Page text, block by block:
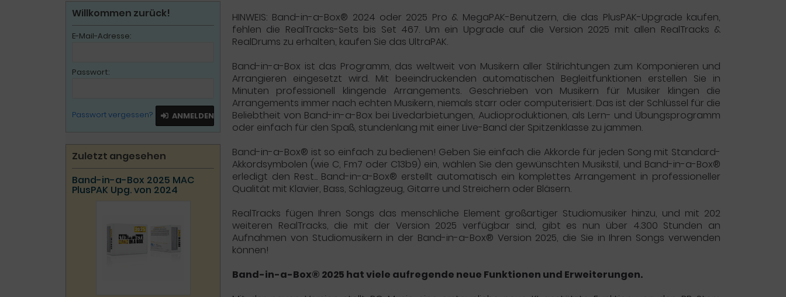
HINWEIS: Band-in-a-Box® 2024 oder 2025 Pro & MegaPAK-Benutzern, die das PlusPAK-Upgrade kaufen,
fehlen die RealTracks-Sets bis Set 467. Um ein Upgrade auf die Version 2025 mit allen RealTracks &
RealDrums zu erhalten, kaufen Sie das UltraPAK.
Band-in-a-Box ist das Programm, das weltweit von Musikern aller Stilrichtungen zum Komponieren und
Arrangieren eingesetzt wird. Mit beeindruckenden automatischen Begleitfunktionen erstellen Sie in
Minuten professionell klingende Arrangements. Geschrieben von Musikern für Musiker klingen die
Arrangements immer nach echten Musikern, niemals starr oder computerisiert. Das ist der Schlüssel für die
Beliebtheit von Band-in-a-Box bei Livedarbietungen, Audioproduktionen, als Lern- und Übungsprogramm
oder einfach für den Spaß, stundenlang mit einer Live-Band der Spitzenklasse zu jammen.
Band-in-a-Box® ist so einfach zu bedienen! Geben Sie einfach die Akkorde für jeden Song mit Standard-
Akkordsymbolen (wie C, Fm7 oder C13b9) ein, wählen Sie den gewünschten Musikstil, und Band-in-a-Box®
erledigt den Rest... Band-in-a-Box® erstellt automatisch ein komplettes Arrangement in professioneller
Qualität mit Klavier, Bass, Schlagzeug, Gitarre und Streichern oder Bläsern.
RealTracks fügen Ihren Songs das menschliche Element großartiger Studiomusiker hinzu, und mit 202
weiteren RealTracks, die mit der Version 2025 verfügbar sind, gibt es nun über 4.300 Stunden an
Aufnahmen von Studiomusikern in der Band-in-a-Box® Version 2025, die Sie in Ihren Songs verwenden
können!
Band-in-a-Box® 2025 hat viele aufregende neue Funktionen und Erweiterungen.
Willkommen zurück!
E-Mail-Adresse:
Passwort:
Passwort vergessen? ANMELDEN
Zuletzt angesehen
Band-in-a-Box 2025 MAC
PlusPAK Upg. von 2024